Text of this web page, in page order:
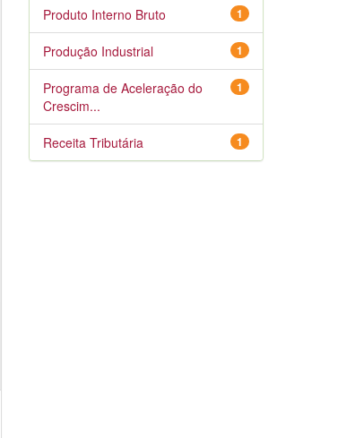
1
Produto Interno Bruto
1
Produção Industrial
1
Programa de Aceleração do
Crescim...
1
Receita Tributária